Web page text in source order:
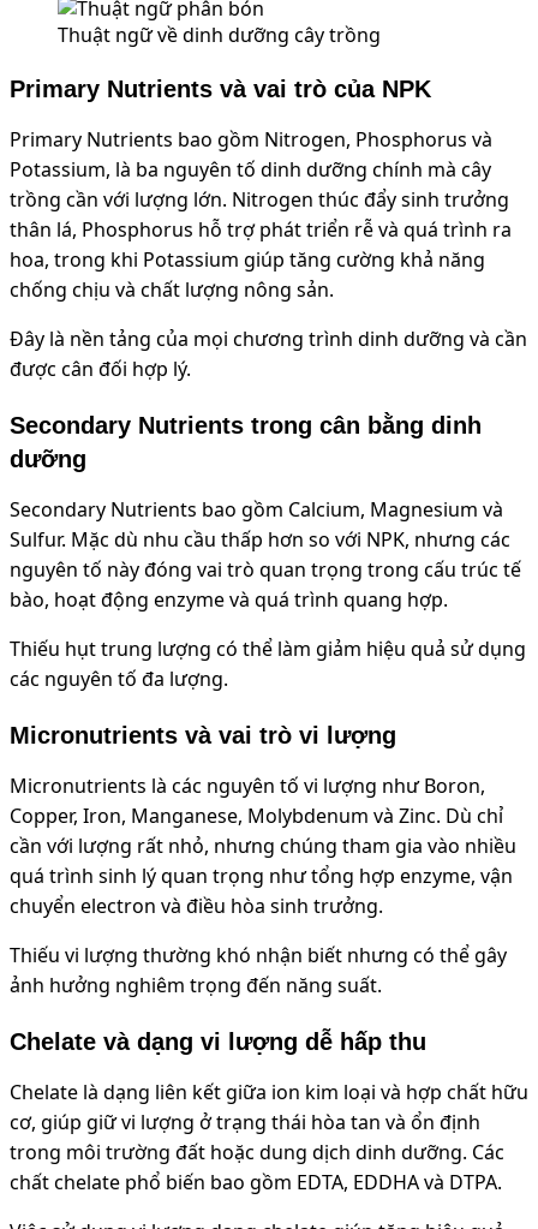
Thuật ngữ về dinh dưỡng cây trồng
Primary Nutrients và vai trò của NPK
Primary Nutrients bao gồm Nitrogen, Phosphorus và
Potassium, là ba nguyên tố dinh dưỡng chính mà cây
trồng cần với lượng lớn. Nitrogen thúc đẩy sinh trưởng
thân lá, Phosphorus hỗ trợ phát triển rễ và quá trình ra
hoa, trong khi Potassium giúp tăng cường khả năng
chống chịu và chất lượng nông sản.
Đây là nền tảng của mọi chương trình dinh dưỡng và cần
được cân đối hợp lý.
Secondary Nutrients trong cân bằng dinh
dưỡng
Secondary Nutrients bao gồm Calcium, Magnesium và
Sulfur. Mặc dù nhu cầu thấp hơn so với NPK, nhưng các
nguyên tố này đóng vai trò quan trọng trong cấu trúc tế
bào, hoạt động enzyme và quá trình quang hợp.
Thiếu hụt trung lượng có thể làm giảm hiệu quả sử dụng
các nguyên tố đa lượng.
Micronutrients và vai trò vi lượng
Micronutrients là các nguyên tố vi lượng như Boron,
Copper, Iron, Manganese, Molybdenum và Zinc. Dù chỉ
cần với lượng rất nhỏ, nhưng chúng tham gia vào nhiều
quá trình sinh lý quan trọng như tổng hợp enzyme, vận
chuyển electron và điều hòa sinh trưởng.
Thiếu vi lượng thường khó nhận biết nhưng có thể gây
ảnh hưởng nghiêm trọng đến năng suất.
Chelate và dạng vi lượng dễ hấp thu
Chelate là dạng liên kết giữa ion kim loại và hợp chất hữu
cơ, giúp giữ vi lượng ở trạng thái hòa tan và ổn định
trong môi trường đất hoặc dung dịch dinh dưỡng. Các
chất chelate phổ biến bao gồm EDTA, EDDHA và DTPA.